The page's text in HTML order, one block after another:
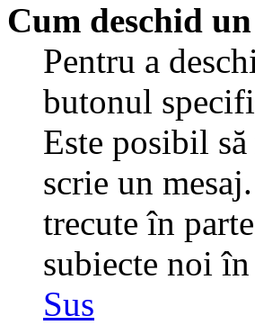
Cum deschid
Pentru a
butonul
Este posibil
scrie un
trecute în
subiecte noi
Sus